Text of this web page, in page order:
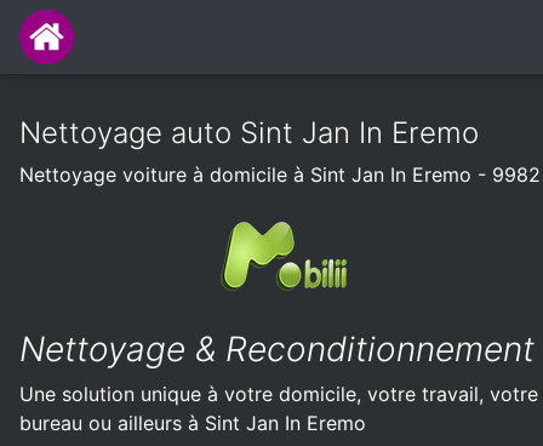
Nettoyage auto Sint Jan In Eremo
Nettoyage voiture à domicile à Sint Jan In Eremo - 9982
Nettoyage & Reconditionnement
Une solution unique à votre domicile, votre travail, votre
bureau ou ailleurs à Sint Jan In Eremo